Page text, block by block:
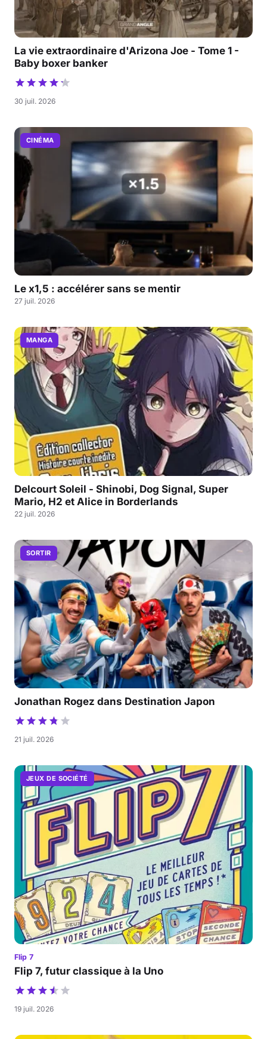
La vie extraordinaire d'Arizona Joe - Tome 1 -
Baby boxer banker
30 juil. 2026
CINÉMA
Le x1,5 : accélérer sans se mentir
27 juil. 2026
MANGA
Delcourt Soleil - Shinobi, Dog Signal, Super
Mario, H2 et Alice in Borderlands
22 juil. 2026
SORTIR
Jonathan Rogez dans Destination Japon
21 juil. 2026
JEUX DE SOCIÉTÉ
Flip 7
Flip 7, futur classique à la Uno
19 juil. 2026